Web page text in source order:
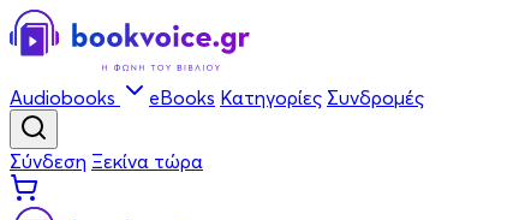
Audiobooks eBooks Κατηγορίες Συνδρομές
Σύνδεση Ξεκίνα τώρα